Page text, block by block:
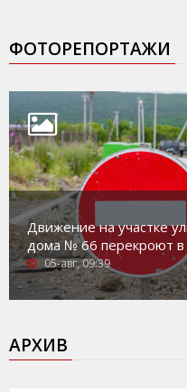
ФОТОРЕПОРТАЖИ
Движение на участке
дома № 66 перекроют в
05-авг, 09:39
АРХИВ